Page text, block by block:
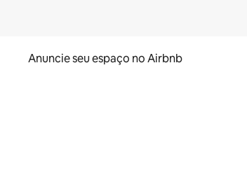
Anuncie seu espaço no Airbnb